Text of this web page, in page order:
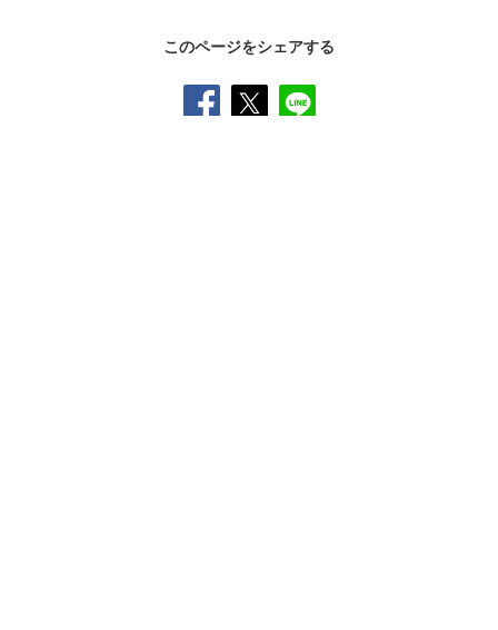
このページをシェアする